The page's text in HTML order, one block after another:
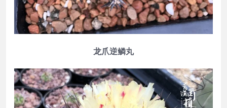
龙爪逆鳞丸